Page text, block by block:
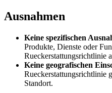
Ausnahmen
Keine spezifischen
Produkte, Dienste oder
Rueckerstattungsrichtlinie
Keine geografischen
Rueckerstattungsrichtlinie
Standort.